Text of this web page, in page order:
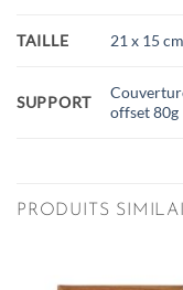
TAILLE 21 x 15 cm
SUPPORT
offset 80g
PRODUITS